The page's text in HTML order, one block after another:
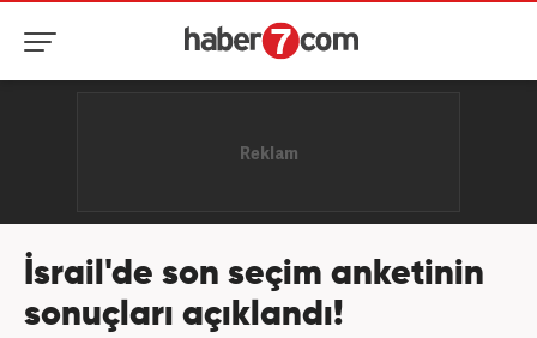
İsrail'de son seçim anketinin
sonuçları açıklandı!